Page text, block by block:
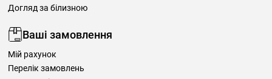
Догляд за білизною
Ваші замовлення
Мій рахунок
Перелік замовлень